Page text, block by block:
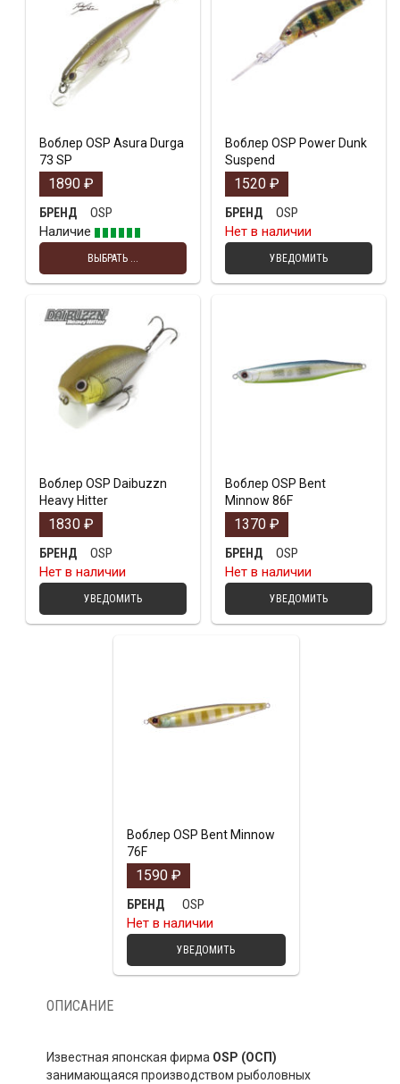
Воблер OSP Asura Durga
73 SP
1890 ₽
БРЕНД
OSP
Наличие
ВЫБРАТЬ ...
Воблер OSP Power Dunk
Suspend
1520 ₽
БРЕНД
OSP
Нет в наличии
УВЕДОМИТЬ
Воблер OSP Daibuzzn
Heavy Hitter
1830 ₽
БРЕНД
OSP
Нет в наличии
УВЕДОМИТЬ
Воблер OSP Bent
Minnow 86F
1370 ₽
БРЕНД
OSP
Нет в наличии
УВЕДОМИТЬ
Воблер OSP Bent Minnow
76F
1590 ₽
БРЕНД
OSP
Нет в наличии
УВЕДОМИТЬ
ОПИСАНИЕ
Известная японская фирма OSP (ОСП)
занимающаяся производством рыболовных